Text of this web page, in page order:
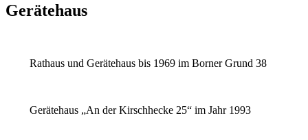
Gerätehaus
Rathaus und Gerätehaus bis 1969 im Borner Grund 38
Gerätehaus „An der Kirschhecke 25“ im Jahr 1993